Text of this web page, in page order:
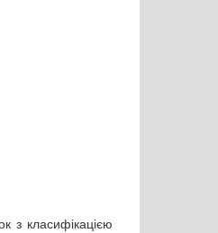
з класифікацією